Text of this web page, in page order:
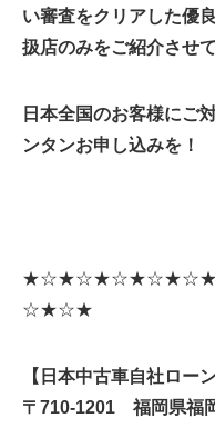
い審査をクリアした優
扱店のみをご紹介させ
日本全国のお客様にご
ンタンお申し込みを！
☆★☆★
【日本中古車自社ロー
〒710-1201 福岡県福